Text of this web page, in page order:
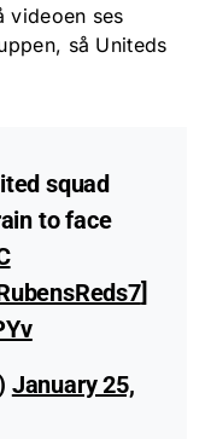
videoen ses
så Uniteds
squad
to face
]
January 25,